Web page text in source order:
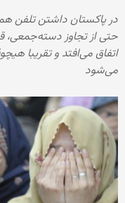
در پاکستان داشتن تلفن
حتی از تجاوز دسته‌جمعی،
اتفاق می‌افتد و تقریبا
می‌شود